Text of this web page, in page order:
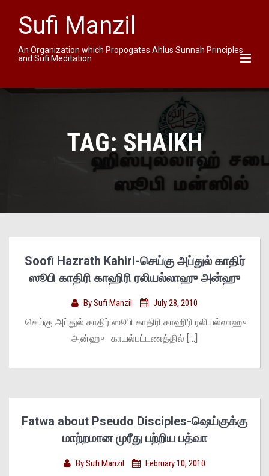
Sufi Manzil
An Organization which Propogates Ahlus Sunnah Principles
and Sufi Meditation
TAG: SHAIKH
Soofi Hazrath Kahiri-செய்கு அப்துல் காதிர்
ஸூபி காதிரி காஹிரி ரலியல்லாஹு அன்ஹு
BySufi Manzil July 28, 2010
செய்கு அப்துல் காதிர் ஸூபி காதிரி காஹிரி ரலியல்லாஹு
அன்ஹு காயல்பட்டணத்தில் […]
Fatwa about Pseudo Disciples-ஷெய்குக்கு
மாற்றமான முரீது பற்றிய பத்வா
BySufi Manzil February 10, 2010